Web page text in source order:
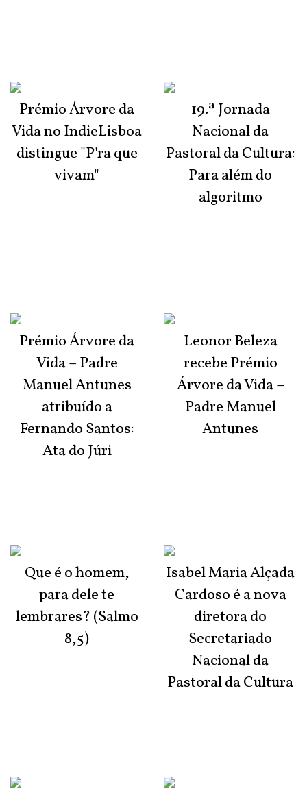
Prémio Árvore da
Vida no IndieLisboa
distingue "P'ra que
vivam"
Prémio Árvore da
Vida – Padre
Manuel Antunes
atribuído a
Fernando Santos:
Ata do Júri
Que é o homem,
para dele te
lembrares? (Salmo
8,5)
19.ª Jornada
Nacional da
Pastoral da Cultura:
Para além do
algoritmo
Leonor Beleza
recebe Prémio
Árvore da Vida –
Padre Manuel
Antunes
Isabel Maria Alçada
Cardoso é a nova
diretora do
Secretariado
Nacional da
Pastoral da Cultura